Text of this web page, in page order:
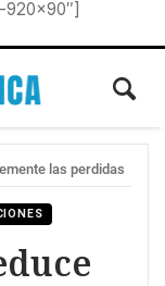
920×90″]
las perdidas